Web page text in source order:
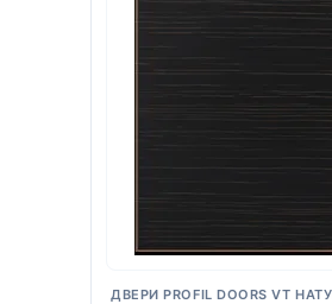
ДВЕРИ PROFIL DOORS VT